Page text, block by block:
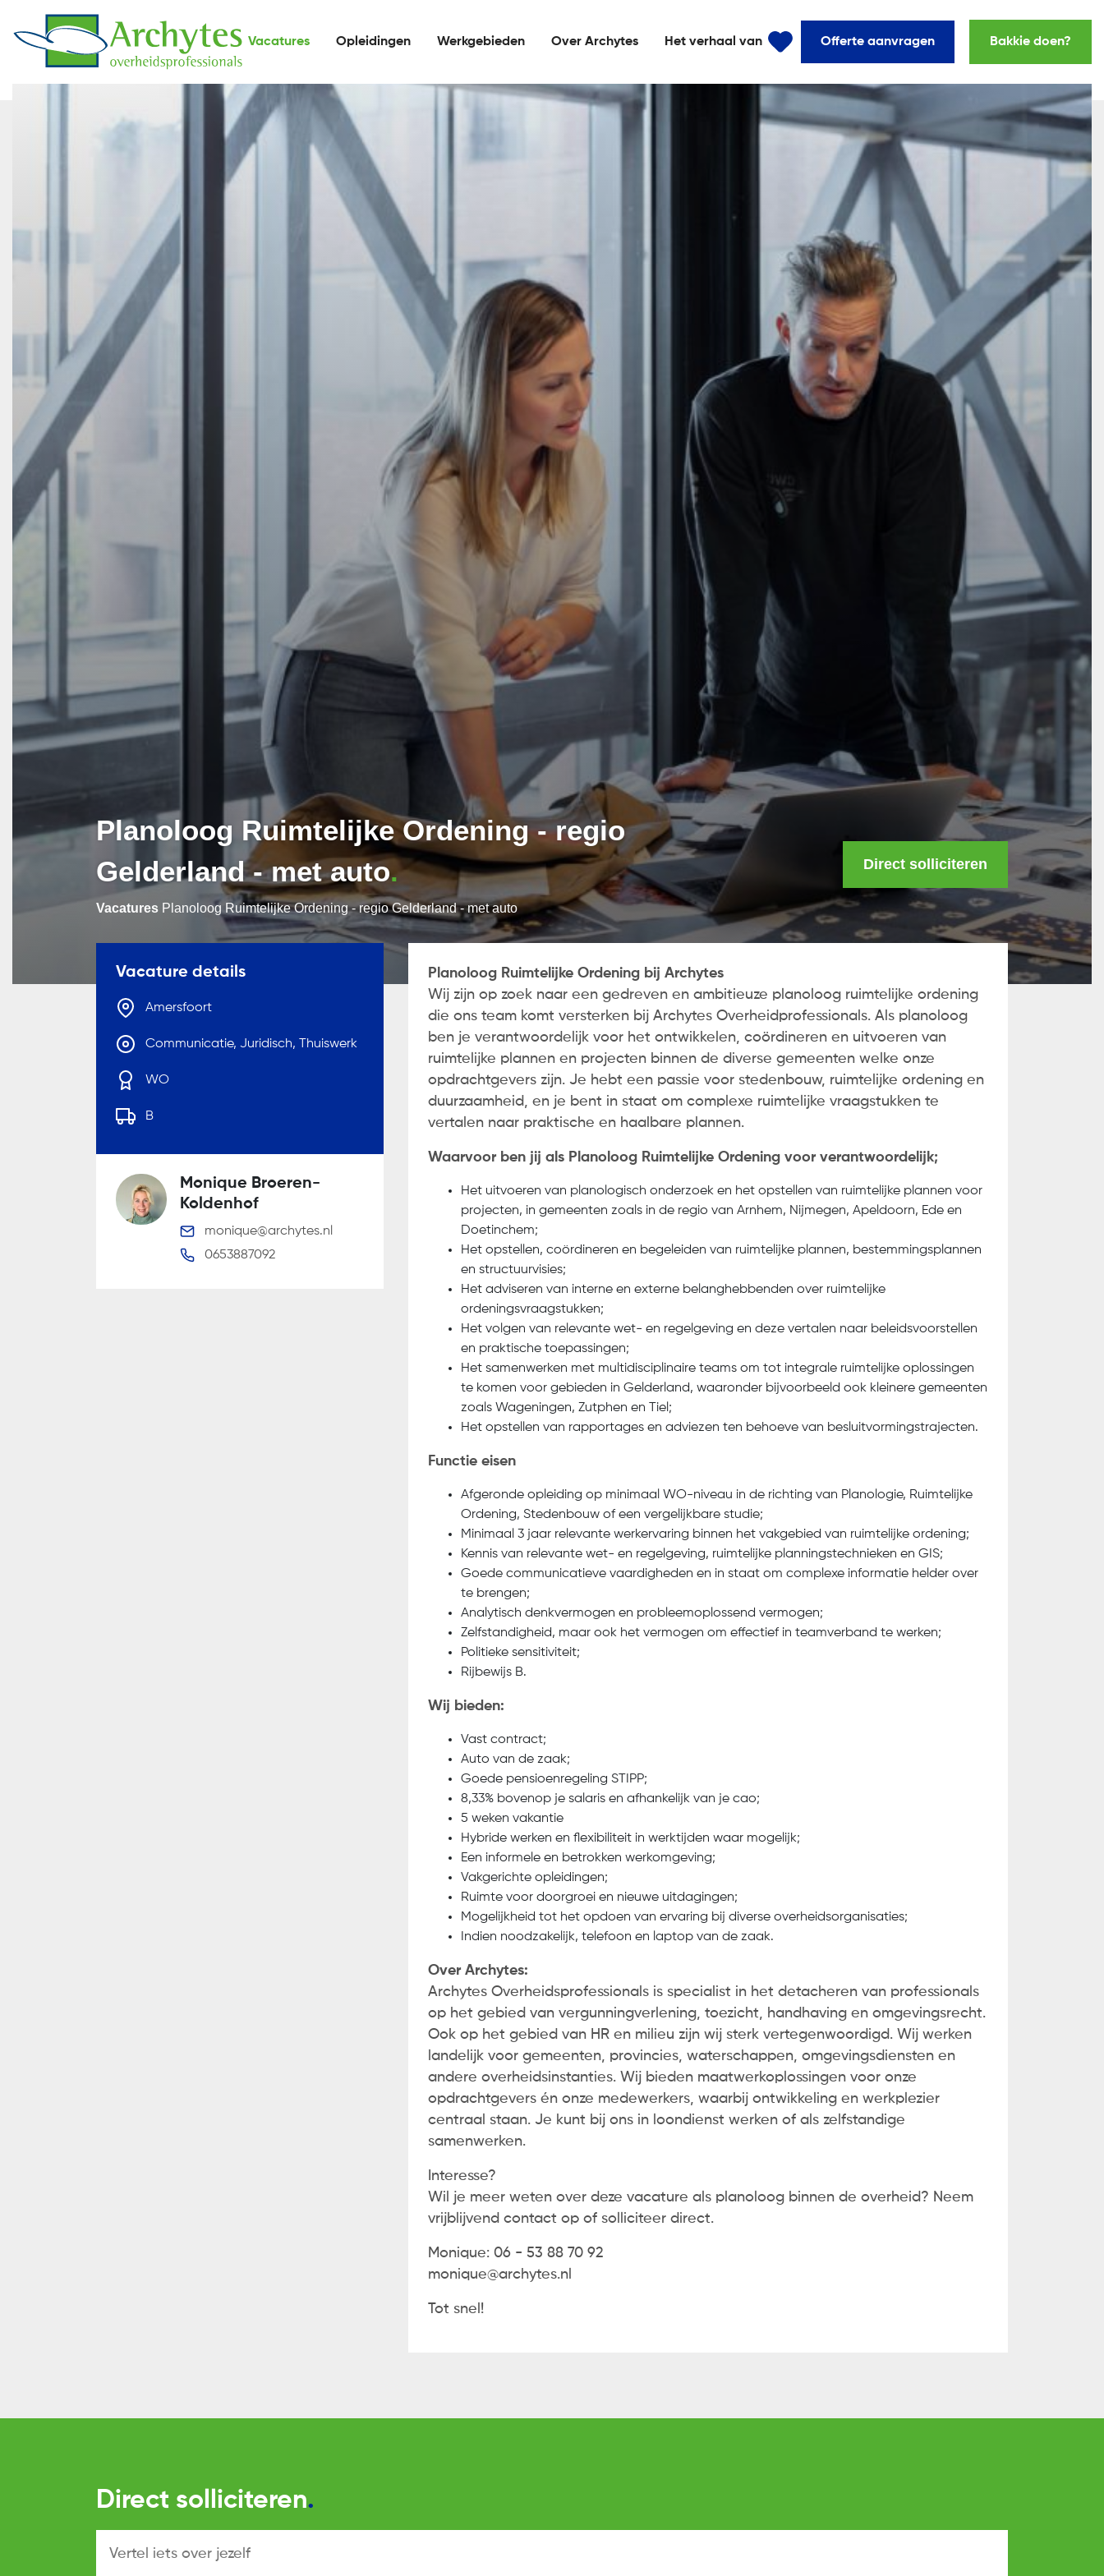
Vacatures Opleidingen Werkgebieden Over Archytes Het verhaal van Offerte aanvragen Bakkie doen?
Planoloog Ruimtelijke Ordening - regio
Gelderland - met auto
Vacatures Planoloog Ruimtelijke Ordening - regio Gelderland - met auto
Direct solliciteren
Vacature details
Amersfoort
Communicatie, Juridisch, Thuiswerk
WO
B
Monique Broeren-
Koldenhof
monique@archytes.nl
0653887092
Planoloog Ruimtelijke Ordening bij Archytes
Wij zijn op zoek naar een gedreven en ambitieuze planoloog ruimtelijke ordening
die ons team komt versterken bij Archytes Overheidprofessionals. Als planoloog
ben je verantwoordelijk voor het ontwikkelen, coördineren en uitvoeren van
ruimtelijke plannen en projecten binnen de diverse gemeenten welke onze
opdrachtgevers zijn. Je hebt een passie voor stedenbouw, ruimtelijke ordening en
duurzaamheid, en je bent in staat om complexe ruimtelijke vraagstukken te
vertalen naar praktische en haalbare plannen.
Waarvoor ben jij als Planoloog Ruimtelijke Ordening voor verantwoordelijk;
Het uitvoeren van planologisch onderzoek en het opstellen van ruimtelijke plannen voor
projecten, in gemeenten zoals in de regio van Arnhem, Nijmegen, Apeldoorn, Ede en
Doetinchem;
Het opstellen, coördineren en begeleiden van ruimtelijke plannen, bestemmingsplannen
en structuurvisies;
Het adviseren van interne en externe belanghebbenden over ruimtelijke
ordeningsvraagstukken;
Het volgen van relevante wet- en regelgeving en deze vertalen naar beleidsvoorstellen
en praktische toepassingen;
Het samenwerken met multidisciplinaire teams om tot integrale ruimtelijke oplossingen
te komen voor gebieden in Gelderland, waaronder bijvoorbeeld ook kleinere gemeenten
zoals Wageningen, Zutphen en Tiel;
Het opstellen van rapportages en adviezen ten behoeve van besluitvormingstrajecten.
Functie eisen
Afgeronde opleiding op minimaal WO-niveau in de richting van Planologie, Ruimtelijke
Ordening, Stedenbouw of een vergelijkbare studie;
Minimaal 3 jaar relevante werkervaring binnen het vakgebied van ruimtelijke ordening;
Kennis van relevante wet- en regelgeving, ruimtelijke planningstechnieken en GIS;
Goede communicatieve vaardigheden en in staat om complexe informatie helder over
te brengen;
Analytisch denkvermogen en probleemoplossend vermogen;
Zelfstandigheid, maar ook het vermogen om effectief in teamverband te werken;
Politieke sensitiviteit;
Rijbewijs B.
Wij bieden:
Vast contract;
Auto van de zaak;
Goede pensioenregeling STIPP;
8,33% bovenop je salaris en afhankelijk van je cao;
5 weken vakantie
Hybride werken en flexibiliteit in werktijden waar mogelijk;
Een informele en betrokken werkomgeving;
Vakgerichte opleidingen;
Ruimte voor doorgroei en nieuwe uitdagingen;
Mogelijkheid tot het opdoen van ervaring bij diverse overheidsorganisaties;
Indien noodzakelijk, telefoon en laptop van de zaak.
Over Archytes:
Archytes Overheidsprofessionals is specialist in het detacheren van professionals
op het gebied van vergunningverlening, toezicht, handhaving en omgevingsrecht.
Ook op het gebied van HR en milieu zijn wij sterk vertegenwoordigd. Wij werken
landelijk voor gemeenten, provincies, waterschappen, omgevingsdiensten en
andere overheidsinstanties. Wij bieden maatwerkoplossingen voor onze
opdrachtgevers én onze medewerkers, waarbij ontwikkeling en werkplezier
centraal staan. Je kunt bij ons in loondienst werken of als zelfstandige
samenwerken.
Interesse?
Wil je meer weten over deze vacature als planoloog binnen de overheid? Neem
vrijblijvend contact op of solliciteer direct.
Monique: 06 - 53 88 70 92
monique@archytes.nl
Tot snel!
Direct solliciteren
Wij gaan zorgvuldig om met uw persoonsgegevens. Ik ga akkoord met de privacyverklaring